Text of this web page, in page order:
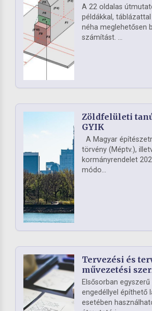
A 22 oldalas
példákkal,
néha meglehetősen
számítást. ...
Zöldfelületi
GYIK
A Magyar
törvény (Méptv.),
kormányrendelet
módo...
Tervezési és
művezetési
Elsősorban
engedéllyel építhető
esetében